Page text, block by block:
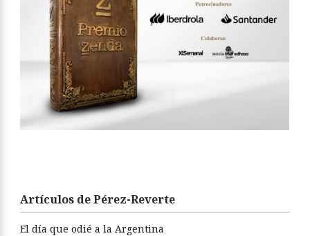
Artículos de Pérez-Reverte
El día que odié a la Argentina